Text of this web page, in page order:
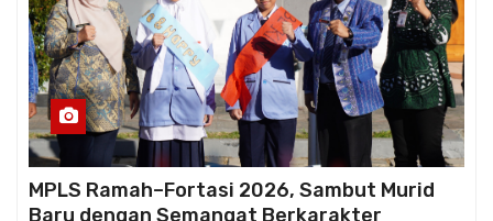
MPLS Ramah–Fortasi 2026, Sambut Murid
Baru dengan Semangat Berkarakter